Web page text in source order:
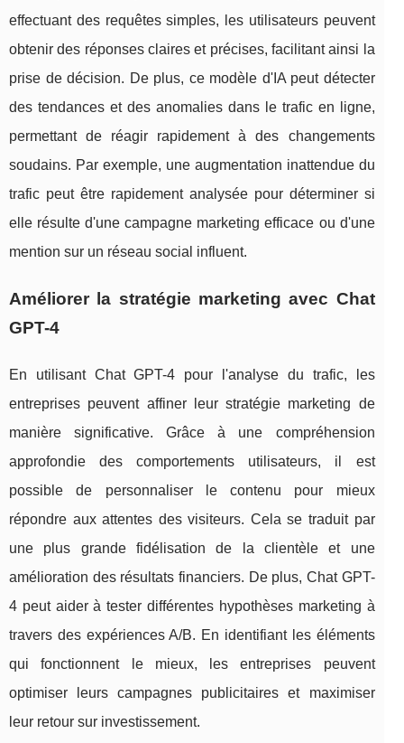
effectuant des requêtes simples, les utilisateurs peuvent
obtenir des réponses claires et précises, facilitant ainsi la
prise de décision. De plus, ce modèle d'IA peut détecter
des tendances et des anomalies dans le trafic en ligne,
permettant de réagir rapidement à des changements
soudains. Par exemple, une augmentation inattendue du
trafic peut être rapidement analysée pour déterminer si
elle résulte d'une campagne marketing efficace ou d'une
mention sur un réseau social influent.
Améliorer la stratégie marketing avec Chat
GPT-4
En utilisant Chat GPT-4 pour l'analyse du trafic, les
entreprises peuvent affiner leur stratégie marketing de
manière significative. Grâce à une compréhension
approfondie des comportements utilisateurs, il est
possible de personnaliser le contenu pour mieux
répondre aux attentes des visiteurs. Cela se traduit par
une plus grande fidélisation de la clientèle et une
amélioration des résultats financiers. De plus, Chat GPT-
4 peut aider à tester différentes hypothèses marketing à
travers des expériences A/B. En identifiant les éléments
qui fonctionnent le mieux, les entreprises peuvent
optimiser leurs campagnes publicitaires et maximiser
leur retour sur investissement.